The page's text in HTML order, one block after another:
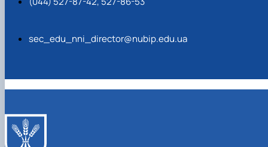
sec_edu_nni_director@nubip.edu.ua